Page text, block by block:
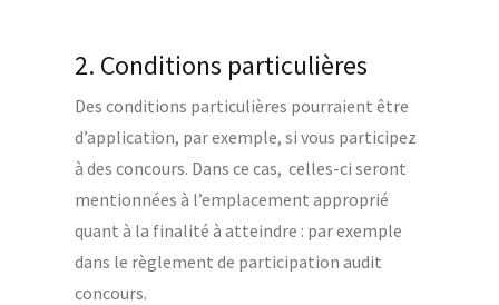
2. Conditions particulières
Des conditions particulières pourraient être
d’application, par exemple, si vous participez
à des concours. Dans ce cas, celles-ci seront
mentionnées à l’emplacement approprié
quant à la finalité à atteindre : par exemple
dans le règlement de participation audit
concours.